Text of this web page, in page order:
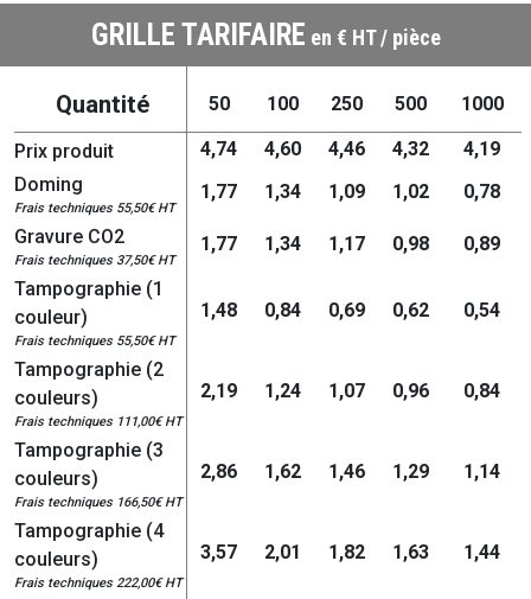
GRILLE TARIFAIRE en € HT / pièce
Quantité 50 100 250 500 1000
Prix produit 4,74 4,60 4,46 4,32
4,19
Doming
Frais techniques 55,50€ HT
1,77 1,34 1,09 1,02
0,78
Gravure CO2
Frais techniques 37,50€ HT
1,77 1,34 1,17 0,98
0,89
Tampographie (1
couleur)
Frais techniques 55,50€ HT
1,48 0,84 0,69 0,62 0,54
Tampographie (2
couleurs)
Frais techniques 111,00€ HT
2,19 1,24 1,07 0,96 0,84
Tampographie (3
couleurs)
Frais techniques 166,50€ HT
2,86 1,62 1,46 1,29 1,14
Tampographie (4
couleurs)
Frais techniques 222,00€ HT
3,57 2,01 1,82 1,63 1,44